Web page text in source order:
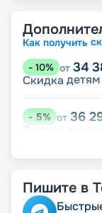
Как получить
- 10% от 34
Скидка детям
-5% от 36
Скидка
Неполное
Пишите в